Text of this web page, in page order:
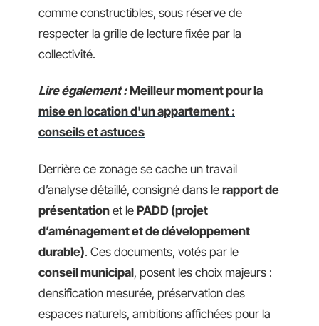
comme constructibles, sous réserve de
respecter la grille de lecture fixée par la
collectivité.
Lire également : Meilleur moment pour la
mise en location d'un appartement :
conseils et astuces
Derrière ce zonage se cache un travail
d’analyse détaillé, consigné dans le rapport de
présentation et le PADD (projet
d’aménagement et de développement
durable). Ces documents, votés par le
conseil municipal, posent les choix majeurs :
densification mesurée, préservation des
espaces naturels, ambitions affichées pour la